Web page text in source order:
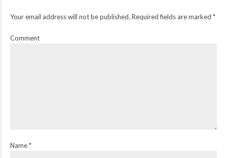
Your email address will not be published. Required fields are marked *
Comment
Name *